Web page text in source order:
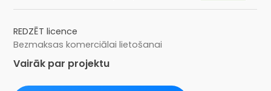
REDZĒT licence
Bezmaksas komerciālai lietošanai
Vairāk par projektu